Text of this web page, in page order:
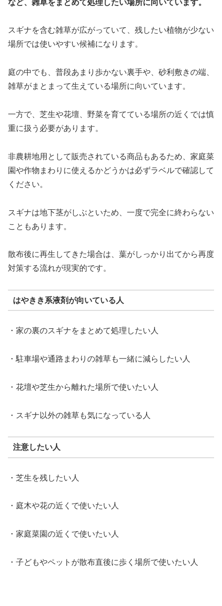
など、雑草をまとめて処理したい場所に向いています。
スギナを含む雑草が広がっていて、残したい植物が少ない
場所では使いやすい候補になります。
庭の中でも、普段あまり歩かない裏手や、砂利敷きの端、
雑草がまとまって生えている場所に向いています。
一方で、芝生や花壇、野菜を育てている場所の近くでは慎
重に扱う必要があります。
非農耕地用として販売されている商品もあるため、家庭菜
園や作物まわりに使えるかどうかは必ずラベルで確認して
ください。
スギナは地下茎がしぶといため、一度で完全に終わらない
こともあります。
散布後に再生してきた場合は、葉がしっかり出てから再度
対策する流れが現実的です。
はやきき系液剤が向いている人
・家の裏のスギナをまとめて処理したい人
・駐車場や通路まわりの雑草も一緒に減らしたい人
・花壇や芝生から離れた場所で使いたい人
・スギナ以外の雑草も気になっている人
注意したい人
・芝生を残したい人
・庭木や花の近くで使いたい人
・家庭菜園の近くで使いたい人
・子どもやペットが散布直後に歩く場所で使いたい人